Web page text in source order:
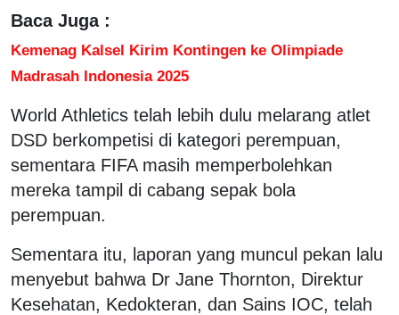
Baca Juga :
Kemenag Kalsel Kirim Kontingen ke Olimpiade
Madrasah Indonesia 2025
World Athletics telah lebih dulu melarang atlet
DSD berkompetisi di kategori perempuan,
sementara FIFA masih memperbolehkan
mereka tampil di cabang sepak bola
perempuan.
Sementara itu, laporan yang muncul pekan lalu
menyebut bahwa Dr Jane Thornton, Direktur
Kesehatan, Kedokteran, dan Sains IOC, telah